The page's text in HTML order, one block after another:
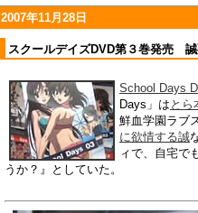
2007年11月28日
スクールデイズDVD第３巻発売
School Days
Days」は とら
鮮血学園ラブ
に欲情する誠
ィで、自宅で
うか？』としていた。